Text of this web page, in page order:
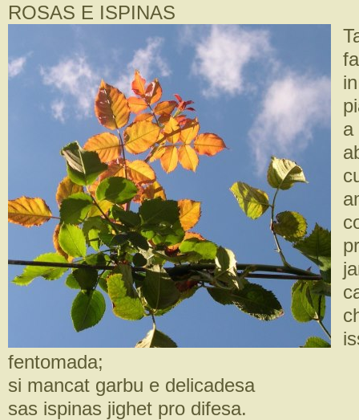
ROSAS E ISPINAS
fentomada;
si mancat garbu e delicadesa
sas ispinas jighet pro difesa.